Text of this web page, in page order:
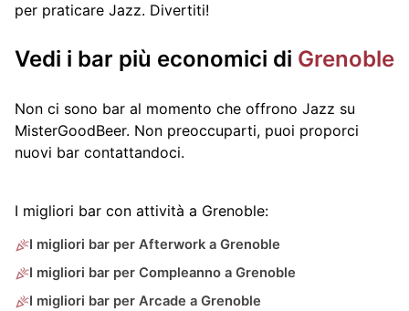
per praticare Jazz. Divertiti!
Vedi i bar più economici di Grenoble
Non ci sono bar al momento che offrono Jazz su
MisterGoodBeer. Non preoccuparti, puoi proporci
nuovi bar contattandoci.
I migliori bar con attività a Grenoble:
I migliori bar per Afterwork a Grenoble
I migliori bar per Compleanno a Grenoble
I migliori bar per Arcade a Grenoble